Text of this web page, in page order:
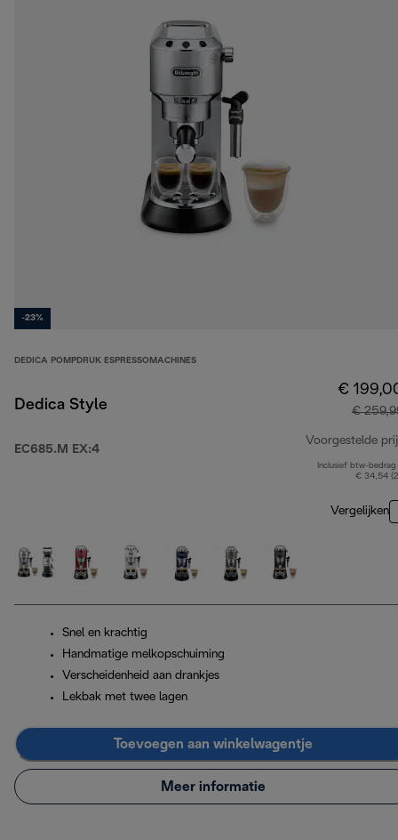
-23%
DEDICA POMPDRUK ESPRESSOMACHINES
Dedica Style
EC685.M EX:4
€
€
Voorgestelde
Inclusief btw-bedrag
€ 34,54
Vergelijken
Snel en krachtig
Handmatige melkopschuiming
Verscheidenheid aan drankjes
Lekbak met twee lagen
Toevoegen aan winkelwagentje
Meer informatie